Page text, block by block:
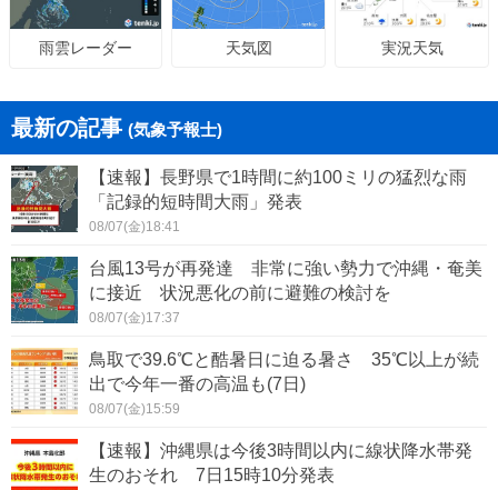
雨雲レーダー 天気図 実況天気
最新の記事 (気象予報士)
【速報】長野県で1時間に約100ミリの猛烈な雨
「記録的短時間大雨」発表
08/07(金)18:41
台風13号が再発達 非常に強い勢力で沖縄・奄美
に接近 状況悪化の前に避難の検討を
08/07(金)17:37
鳥取で39.6℃と酷暑日に迫る暑さ 35℃以上が続
出で今年一番の高温も(7日)
08/07(金)15:59
【速報】沖縄県は今後3時間以内に線状降水帯発
生のおそれ 7日15時10分発表